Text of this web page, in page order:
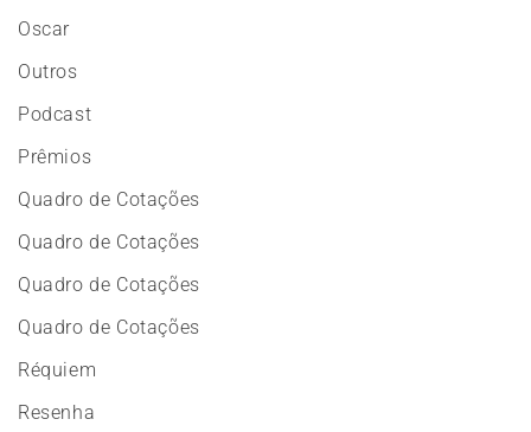
Oscar
Outros
Podcast
Prêmios
Quadro de Cotações
Quadro de Cotações
Quadro de Cotações
Quadro de Cotações
Réquiem
Resenha